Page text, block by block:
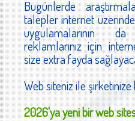
Bugünlerde
talepler internet
uygulamalarının
reklamlarınız için
size extra fayda
Web siteniz ile şirketinize
2026'ya yeni bir web